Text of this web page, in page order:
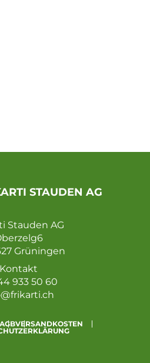
STAUDEN AG
Stauden AG
Grüningen
Kontakt
933 50 60
VERSANDKOSTEN